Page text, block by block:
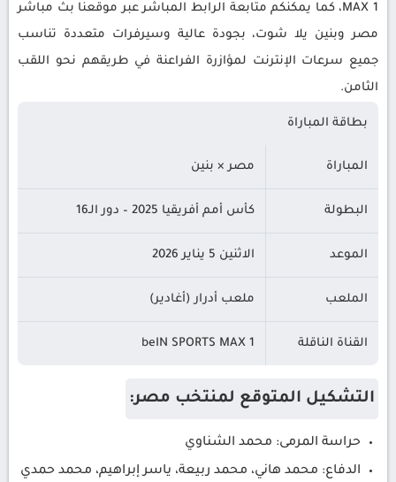
MAX 1، كما يمكنكم متابعة الرابط المباشر عبر موقعنا بث مباشر
مصر وبنين يلا شوت، بجودة عالية وسيرفرات متعددة تناسب
جميع سرعات الإنترنت لمؤازرة الفراعنة في طريقهم نحو اللقب
الثامن.
بطاقة المباراة
المباراة مصر × بنين
البطولة كأس أمم أفريقيا 2025 – دور الـ16
الموعد الاثنين 5 يناير 2026
الملعب ملعب أدرار (أغادير)
القناة الناقلة beIN SPORTS MAX 1
التشكيل المتوقع لمنتخب مصر:
حراسة المرمى: محمد الشناوي
الدفاع: محمد هاني، محمد ربيعة، ياسر إبراهيم، محمد حمدي